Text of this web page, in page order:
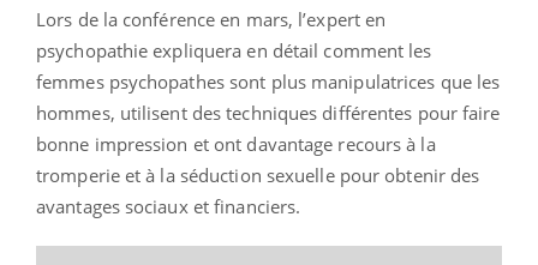
Lors de la conférence en mars, l’expert en
psychopathie expliquera en détail comment les
femmes psychopathes sont plus manipulatrices que les
hommes, utilisent des techniques différentes pour faire
bonne impression et ont davantage recours à la
tromperie et à la séduction sexuelle pour obtenir des
avantages sociaux et financiers.